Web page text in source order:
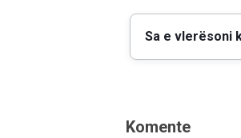
Sa e vlerësoni
Komente